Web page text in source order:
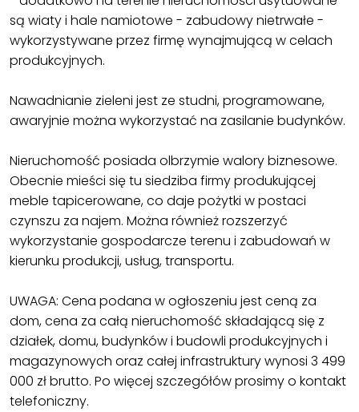
są wiaty i hale namiotowe - zabudowy nietrwałe -
wykorzystywane przez firmę wynajmującą w celach
produkcyjnych.
Nawadnianie zieleni jest ze studni, programowane,
awaryjnie można wykorzystać na zasilanie budynków.
Nieruchomość posiada olbrzymie walory biznesowe.
Obecnie mieści się tu siedziba firmy produkującej
meble tapicerowane, co daje pożytki w postaci
czynszu za najem. Można również rozszerzyć
wykorzystanie gospodarcze terenu i zabudowań w
kierunku produkcji, usług, transportu.
UWAGA: Cena podana w ogłoszeniu jest ceną za
dom, cena za całą nieruchomość składającą się z
działek, domu, budynków i budowli produkcyjnych i
magazynowych oraz całej infrastruktury wynosi 3 499
000 zł brutto. Po więcej szczegółów prosimy o kontakt
telefoniczny.